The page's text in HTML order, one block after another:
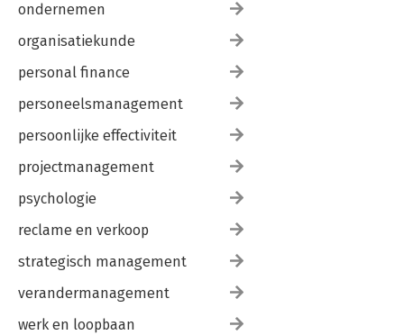
ondernemen
organisatiekunde
personal finance
personeelsmanagement
persoonlijke effectiviteit
projectmanagement
psychologie
reclame en verkoop
strategisch management
verandermanagement
werk en loopbaan